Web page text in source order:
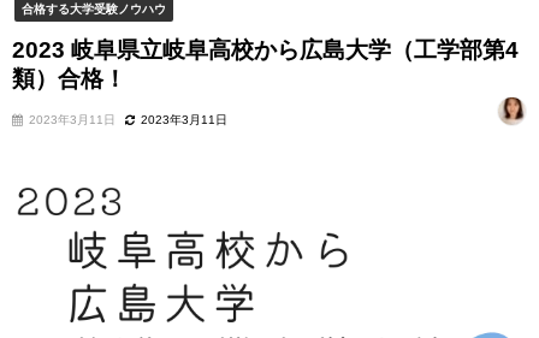
合格する大学受験ノウハウ
2023 岐阜県立岐阜高校から広島大学（工学部第4
類）合格！
2023年3月11日 2023年3月11日